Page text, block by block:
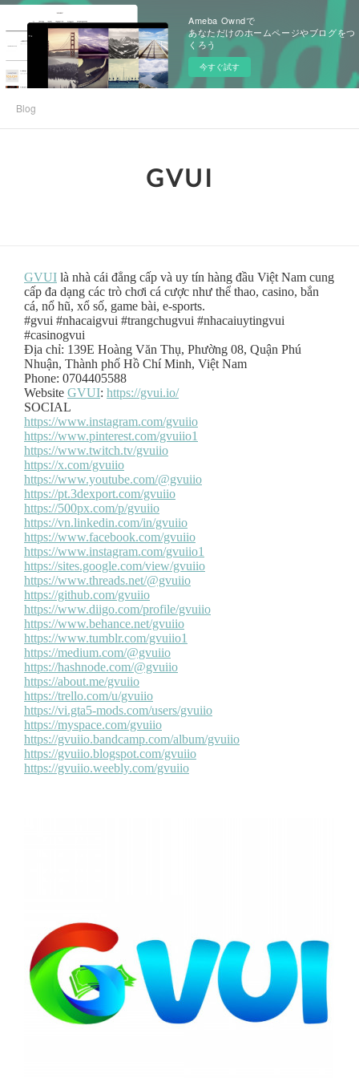
Ameba Owndで
あなただけのホームページやブログをつ
くろう
今すぐ試す
Blog
GVUI